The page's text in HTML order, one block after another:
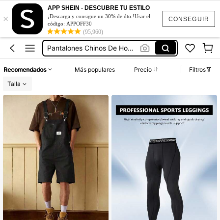
CONSEGUIR
×
APP SHEIN - DESCUBRE TU ESTILO
¡Descarga y consigue un 30% de dto.!Usar el
código: APPOFF30
(95,960)
Chinos Pants For Men
Pantalones Chino
Slim Fit Chino Pants Men
Pantalones Chinos De Hombre Skinny
Pantalones Chino
Recomendados Más populares Precio
Filtros
Talla